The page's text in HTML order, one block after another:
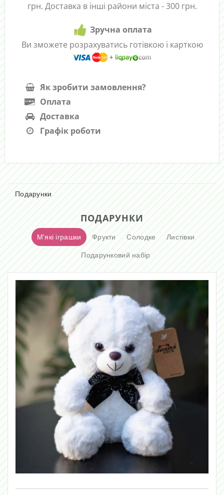
грн. Доставка в інші райони міста - 300 грн.
Зручна оплата
Ви зможете розрахуватись готівкою і карткою
Як зробити замовлення?
Оплата
Доставка
Графік роботи
Подарунки
ПОДАРУНКИ
М'які іграшки Фрукти Солодке Листівки
Подарунковий набір